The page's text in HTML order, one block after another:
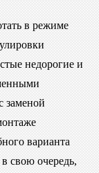
в режиме
недорогие и
заменой
варианта
свою очередь,